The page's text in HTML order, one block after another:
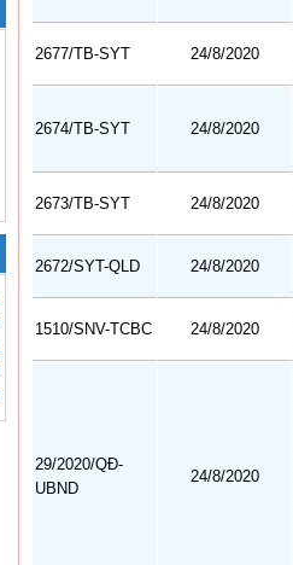
2677/TB-SYT 24/8/2020
2674/TB-SYT 24/8/2020
2673/TB-SYT 24/8/2020
2672/SYT-QLD 24/8/2020
1510/SNV-TCBC 24/8/2020
29/2020/QĐ-
UBND
24/8/2020